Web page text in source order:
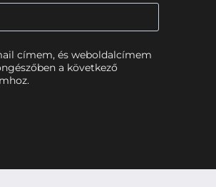
címem, és weboldalcímem
a következő